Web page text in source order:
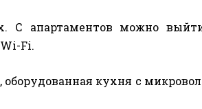
С апартаментов можно
Fi.
кухня с